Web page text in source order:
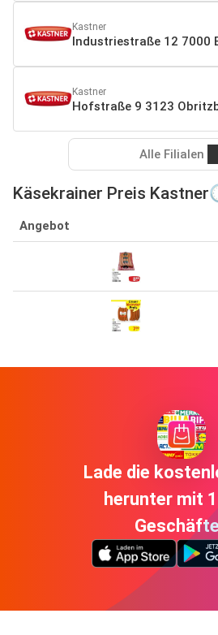
Kastner
Industriestraße 12 7000
Kastner
Hofstraße 9 3123
Alle Filialen
Käsekrainer Preis
Angebot
Lade die
herunter mit